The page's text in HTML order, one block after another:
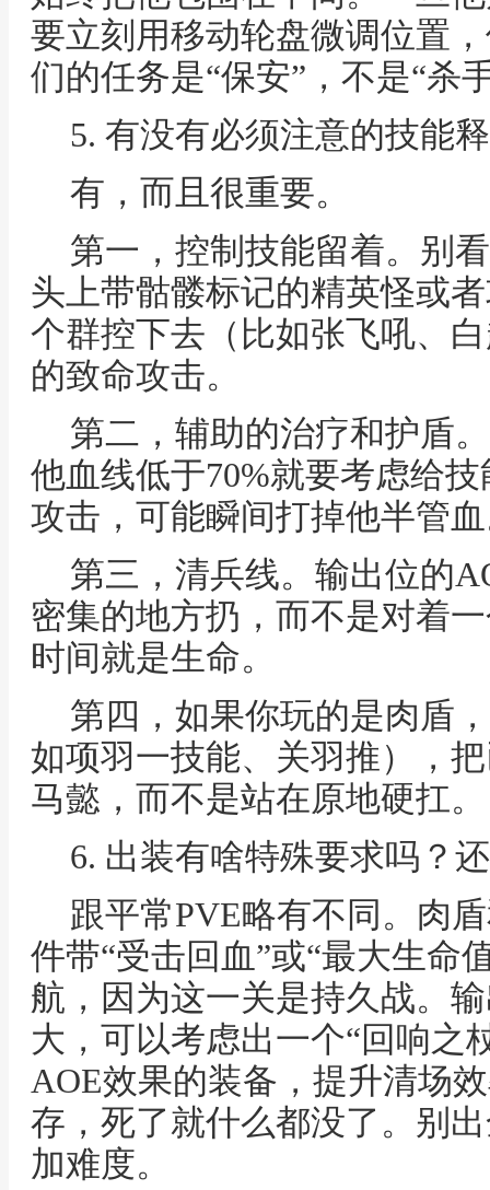
要立刻用移动轮盘微调位置
们的任务是“保安”，不是“杀
5. 有没有必须注意的技能
有，而且很重要。
第一，控制技能留着。别
头上带骷髅标记的精英怪或
个群控下去（比如张飞吼、
的致命攻击。
第二，辅助的治疗和护盾
他血线低于70%就要考虑给
攻击，可能瞬间打掉他半管
第三，清兵线。输出位的
密集的地方扔，而不是对着
时间就是生命。
第四，如果你玩的是肉盾
如项羽一技能、关羽推），
马懿，而不是站在原地硬扛。
6. 出装有啥特殊要求吗？
跟平常PVE略有不同。肉
件带“受击回血”或“最大生命
航，因为这一关是持久战。
大，可以考虑出一个“回响之
AOE效果的装备，提升清场
存，死了就什么都没了。别
加难度。